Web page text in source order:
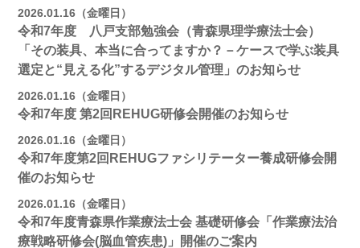
2026.01.16（金曜日）
令和7年度 八戸支部勉強会（青森県理学療法士会）
「その装具、本当に合ってますか？－ケースで学ぶ装具
選定と“見える化”するデジタル管理」のお知らせ
2026.01.16（金曜日）
令和7年度 第2回REHUG研修会開催のお知らせ
2026.01.16（金曜日）
令和7年度第2回REHUGファシリテーター養成研修会開
催のお知らせ
2026.01.16（金曜日）
令和7年度青森県作業療法士会 基礎研修会「作業療法治
療戦略研修会(脳血管疾患)」開催のご案内